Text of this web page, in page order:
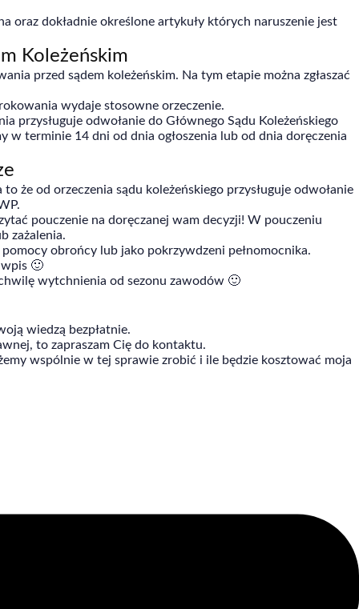
oraz dokładnie określone artykuły których naruszenie jest
Koleżeńskim
przed sądem koleżeńskim. Na tym etapie można zgłaszać
wydaje stosowne orzeczenie.
przysługuje odwołanie do Głównego Sądu Koleżeńskiego
w terminie 14 dni od dnia ogłoszenia lub od dnia doręczenia
że od orzeczenia sądu koleżeńskiego przysługuje odwołanie
pouczenie na doręczanej wam decyzji! W pouczeniu
zażalenia.
obrońcy lub jako pokrzywdzeni pełnomocnika.
🙂
wytchnienia od sezonu zawodów 🙂
wiedzą bezpłatnie.
to zapraszam Cię do kontaktu.
wspólnie w tej sprawie zrobić i ile będzie kosztować moja